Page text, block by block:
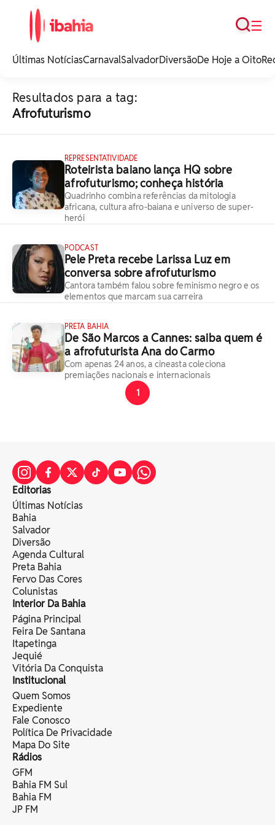
noticias e
☰
Busca
Últimas NotíciasCarnavalSalvadorDiversãoDe Hoje a Oito
Resultados para a tag:
Afrofuturismo
REPRESENTATIVIDADE
Roteirista baiano lança HQ sobre
afrofuturismo; conheça história
Quadrinho combina referências da mitologia
africana, cultura afro-baiana e universo de super-
herói
PODCAST
Pele Preta recebe Larissa Luz em
conversa sobre afrofuturismo
Cantora também falou sobre feminismo negro e os
elementos que marcam sua carreira
PRETA BAHIA
De São Marcos a Cannes: saiba quem é
a afrofuturista Ana do Carmo
Com apenas 24 anos, a cineasta coleciona
premiações nacionais e internacionais
1
Editorias
Últimas Notícias
Bahia
Salvador
Diversão
Agenda Cultural
Preta Bahia
Fervo Das Cores
Colunistas
Interior Da Bahia
Página Principal
Feira De Santana
Itapetinga
Jequié
Vitória Da Conquista
Institucional
Quem Somos
Expediente
Fale Conosco
Política De Privacidade
Mapa Do Site
Rádios
GFM
Bahia FM Sul
Bahia FM
JP FM